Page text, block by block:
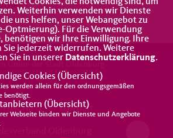
KONTAKT
Weiterhin verwenden wir Dienste
uns helfen, unser Webangebot zu
Optmierung). Für die Verwendung
benötigen wir Ihre Einwilligung. Ihre
Sie jederzeit widerrufen. Weitere
Sie in unserer Datenschutzerklärung.
Cookies (Übersicht)
werden allein für den ordnungsgemäßen
benötigt.
(Übersicht)
Webseite binden wir Dienste und Angebote